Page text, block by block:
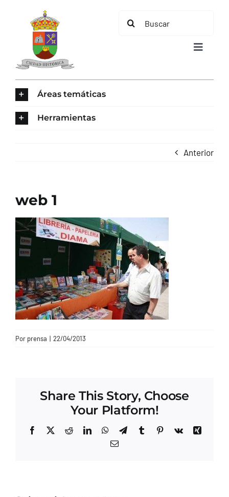
contenido
Buscar:
Toggle
CONTACTO
Áreas temáticas
Herramientas
Anterior
web 1
Por prensa | 22/04/2013
Share This Story, Choose
Your Platform!
Facebook
X RedditLinkedInWhatsApp
TelegramTumblrPinterest
Vk
Xing
Correo